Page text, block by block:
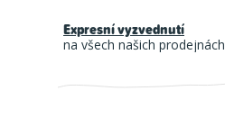
Expresní vyzvednutí
na všech našich prodejnách